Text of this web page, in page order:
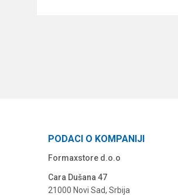
PODACI O KOMPANIJI
Formaxstore d.o.o
Cara Dušana 47
21000 Novi Sad, Srbija